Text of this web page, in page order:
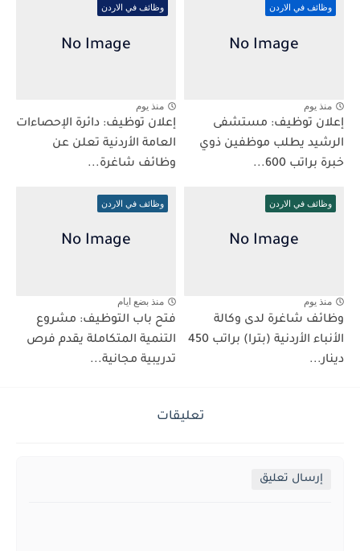
وظائف في الاردن
منذ يوم
إعلان توظيف: مستشفى
الرشيد يطلب موظفين ذوي
خبرة براتب 600...
وظائف في الاردن
منذ يوم
إعلان توظيف: دائرة الإحصاءات
العامة الأردنية تعلن عن
وظائف شاغرة...
وظائف في الاردن
منذ يوم
وظائف شاغرة لدى وكالة
الأنباء الأردنية (بترا) براتب 450
دينار...
وظائف في الاردن
منذ بضع ايام
فتح باب التوظيف: مشروع
التنمية المتكاملة يقدم فرص
تدريبية مجانية...
تعليقات
إرسال تعليق